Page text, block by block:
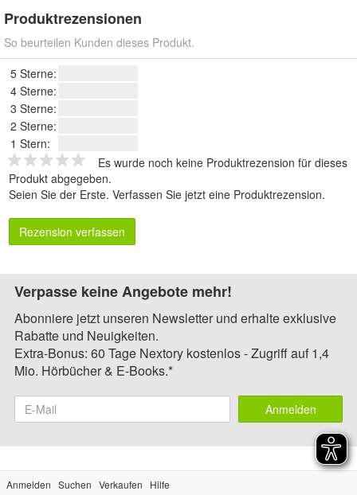
Produktrezensionen
So beurteilen Kunden dieses Produkt.
5 Sterne:
4 Sterne:
3 Sterne:
2 Sterne:
1 Stern:
Es wurde noch keine Produktrezension für dieses
Produkt abgegeben.
Seien Sie der Erste. Verfassen Sie jetzt eine Produktrezension.
Rezension verfassen
Verpasse keine Angebote mehr!
Abonniere jetzt unseren Newsletter und erhalte exklusive
Rabatte und Neuigkeiten.
Extra-Bonus: 60 Tage Nextory kostenlos - Zugriff auf 1,4
Mio. Hörbücher & E-Books.*
Anmelden
Anmelden Suchen Verkaufen
Hilfe